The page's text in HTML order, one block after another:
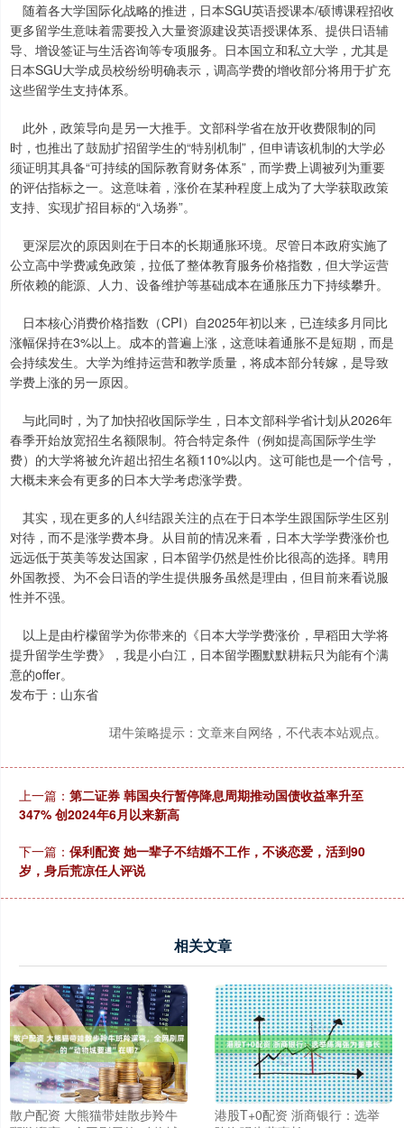
随着各大学国际化战略的推进，日本SGU英语授课本/硕博课程招收
更多留学生意味着需要投入大量资源建设英语授课体系、提供日语辅
导、增设签证与生活咨询等专项服务。日本国立和私立大学，尤其是
日本SGU大学成员校纷纷明确表示，调高学费的增收部分将用于扩充
这些留学生支持体系。
此外，政策导向是另一大推手。文部科学省在放开收费限制的同
时，也推出了鼓励扩招留学生的“特别机制”，但申请该机制的大学必
须证明其具备“可持续的国际教育财务体系”，而学费上调被列为重要
的评估指标之一。这意味着，涨价在某种程度上成为了大学获取政策
支持、实现扩招目标的“入场券”。
更深层次的原因则在于日本的长期通胀环境。尽管日本政府实施了
公立高中学费减免政策，拉低了整体教育服务价格指数，但大学运营
所依赖的能源、人力、设备维护等基础成本在通胀压力下持续攀升。
日本核心消费价格指数（CPI）自2025年初以来，已连续多月同比
涨幅保持在3%以上。成本的普遍上涨，这意味着通胀不是短期，而是
会持续发生。大学为维持运营和教学质量，将成本部分转嫁，是导致
学费上涨的另一原因。
与此同时，为了加快招收国际学生，日本文部科学省计划从2026年
春季开始放宽招生名额限制。符合特定条件（例如提高国际学生学
费）的大学将被允许超出招生名额110%以内。这可能也是一个信号，
大概未来会有更多的日本大学考虑涨学费。
其实，现在更多的人纠结跟关注的点在于日本学生跟国际学生区别
对待，而不是涨学费本身。从目前的情况来看，日本大学学费涨价也
远远低于英美等发达国家，日本留学仍然是性价比很高的选择。聘用
外国教授、为不会日语的学生提供服务虽然是理由，但目前来看说服
性并不强。
以上是由柠檬留学为你带来的《日本大学学费涨价，早稻田大学将
提升留学生学费》，我是小白江，日本留学圈默默耕耘只为能有个满
意的offer。
发布于：山东省
珺牛策略提示：文章来自网络，不代表本站观点。
上一篇： 第二证券 韩国央行暂停降息周期推动国债收益率升至
347% 创2024年6月以来新高
下一篇： 保利配资 她一辈子不结婚不工作，不谈恋爱，活到90
岁，身后荒凉任人评说
相关文章
散户配资 大熊猫带娃散步羚牛
港股T+0配资 浙商银行：选举